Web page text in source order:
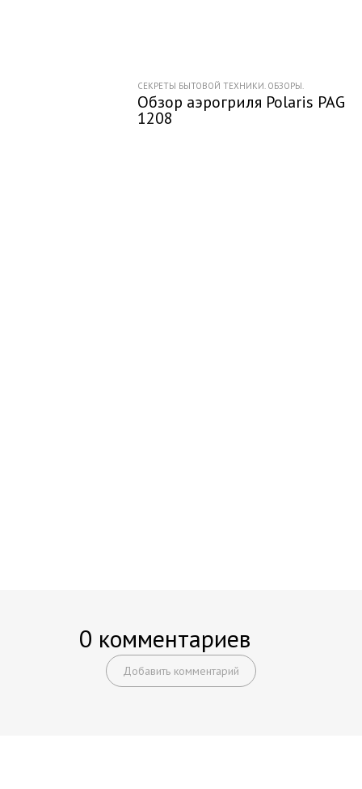
СЕКРЕТЫ БЫТОВОЙ ТЕХНИКИ. ОБЗОРЫ.
Обзор аэрогриля Polaris PAG
1208
0 комментариев
Добавить комментарий